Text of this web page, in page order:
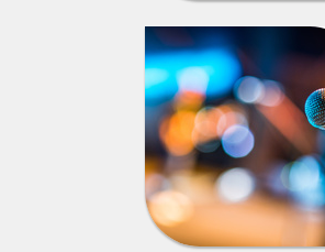
Jönköping
Katrineholm
Kinna
Klippan